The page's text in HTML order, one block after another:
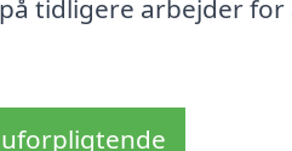
tidligere arbejder